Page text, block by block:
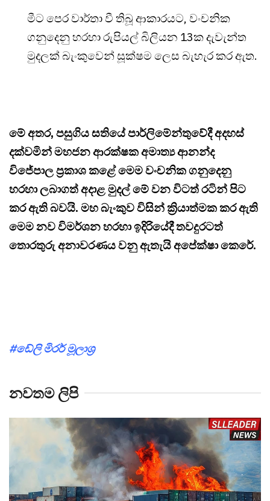
මීට පෙර වාර්තා වී තිබූ ආකාරයට, වංචනික
ගනුදෙනු හරහා රුපියල් බිලියන 13ක දැවැන්ත
මුදලක් බැංකුවෙන් සූක්ෂම ලෙස බැහැර කර ඇත.
මේ අතර, පසුගිය සතියේ පාර්ලිමේන්තුවේදී අදහස්
දක්වමින් මහජන ආරක්ෂක අමාත්‍ය ආනන්ද
විජේපාල ප්‍රකාශ කළේ මෙම වංචනික ගනුදෙනු
හරහා ලබාගත් අදාළ මුදල් මේ වන විටත් රටින් පිට
කර ඇති බවයි. මහ බැංකුව විසින් ක්‍රියාත්මක කර ඇති
මෙම නව විමර්ශන හරහා ඉදිරියේදී තවදුරටත්
තොරතුරු අනාවරණය වනු ඇතැයි අපේක්ෂා කෙරේ.
#ඩේලි මිරර් මූලාශ්‍ර
නවතම ලිපි